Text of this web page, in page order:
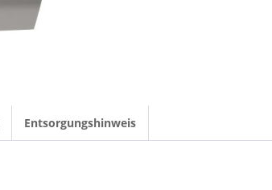
Entsorgungshinweis